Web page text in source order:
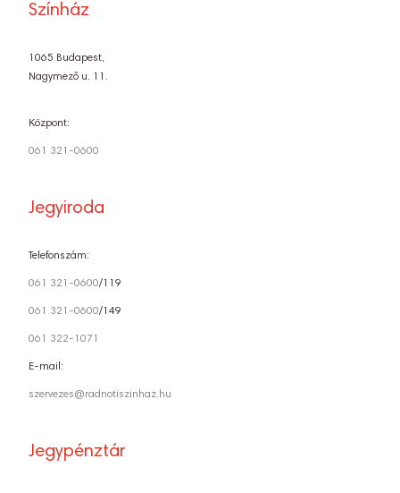
Színház
1065 Budapest,
Nagymező u. 11.
Központ:
061 321-0600
Jegyiroda
Telefonszám:
061 321-0600/119
061 321-0600/149
061 322-1071
E-mail:
szervezes@radnotiszinhaz.hu
Jegypénztár